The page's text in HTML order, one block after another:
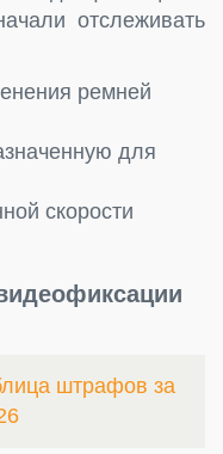
отслеживать
ремней
для
скорости
штрафов за